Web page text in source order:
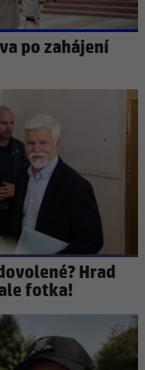
po zahájení
Hrad
fotka!